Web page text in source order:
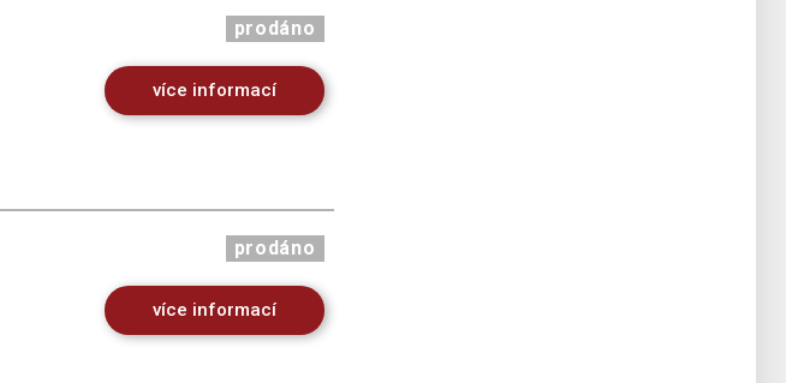
prodáno
více informací
prodáno
více informací